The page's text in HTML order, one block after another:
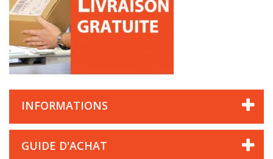
INFORMATIONS
GUIDE D'ACHAT